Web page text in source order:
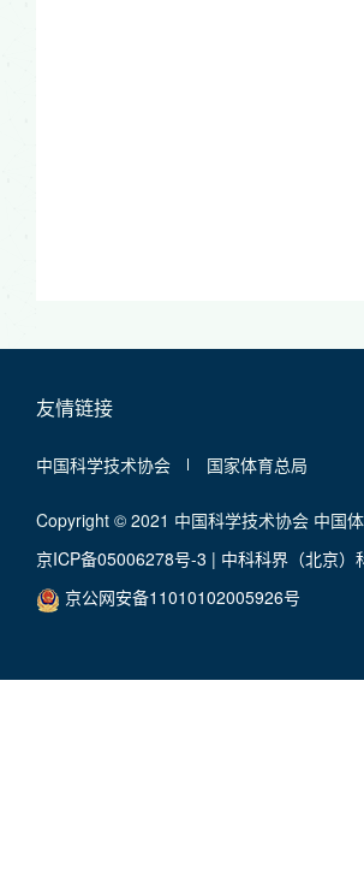
友情链接
中国科学技术协会 国家体育总局
Copyright © 2021 中国科学技术协会 中国
京ICP备05006278号-3 | 中科科界（北京）
京公网安备11010102005926号